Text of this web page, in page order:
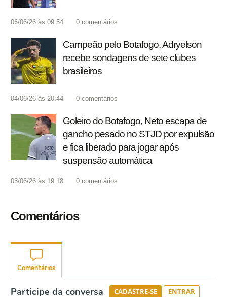
06/06/26 às 09:54 0 comentários
Campeão pelo Botafogo, Adryelson
recebe sondagens de sete clubes
brasileiros
04/06/26 às 20:44 0 comentários
Goleiro do Botafogo, Neto escapa de
gancho pesado no STJD por expulsão
e fica liberado para jogar após
suspensão automática
03/06/26 às 19:18 0 comentários
Comentários